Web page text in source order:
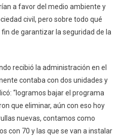
a favor del medio ambiente y
civil, pero sobre todo qué
de garantizar la seguridad de la
recibió la administración en el
contaba con dos unidades y
“logramos bajar el programa
que eliminar, aún con eso hoy
nuevas, contamos como
con 70 y las que se van a instalar